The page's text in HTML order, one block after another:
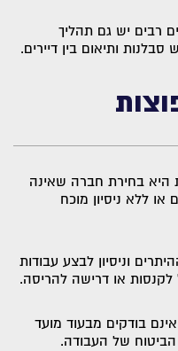
רבים יש גם תהליך
ותיאום בין דיירים.
היא בחירת חברה שאינה
ללא ניסיון מוכח
וניסיון לבצע עבודות
לקנסות או דרישה להריסה.
בודקים מבעוד מועד
של העבודה.